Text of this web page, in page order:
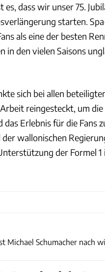
es, dass wir unser 75.
starten.
als eine der besten
in den vielen Saisons
sich bei allen
reingesteckt, um
das Erlebnis für die Fans
wallonischen
der Formel
Michael Schumacher nach